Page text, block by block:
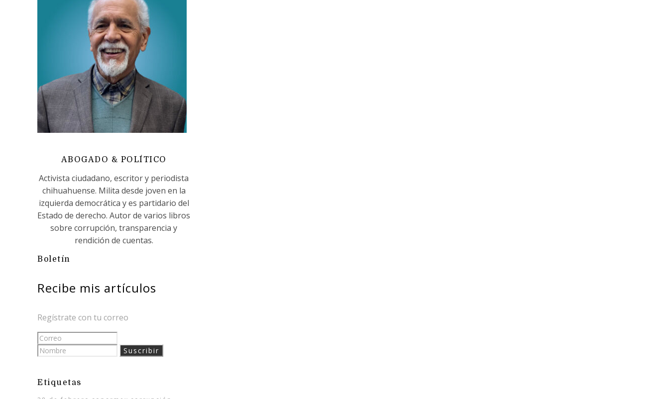
ABOGADO & POLÍTICO
Activista ciudadano, escritor y periodista
chihuahuense. Milita desde joven en la
izquierda democrática y es partidario del
Estado de derecho. Autor de varios libros
sobre corrupción, transparencia y
rendición de cuentas.
Boletín
Recibe mis artículos
Regístrate con tu correo
Etiquetas